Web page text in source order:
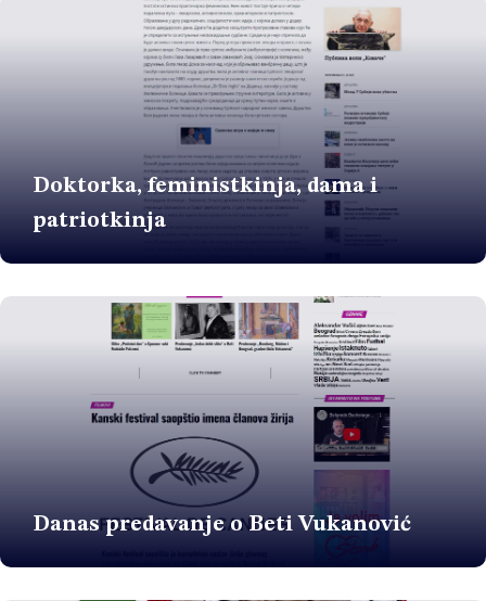
Doktorka, feministkinja, dama i
patriotkinja
Danas predavanje o Beti Vukanović